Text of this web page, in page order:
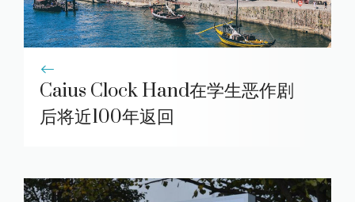
Caius Clock Hand在学生恶作剧
后将近100年返回